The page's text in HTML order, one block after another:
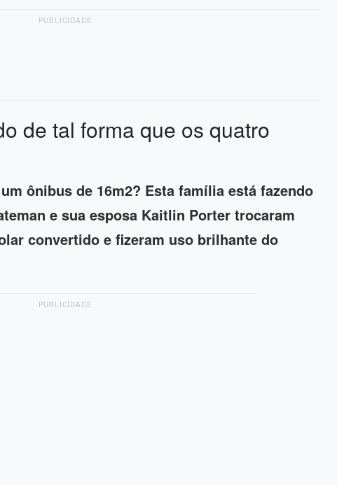
PUBLICIDADE
de tal forma que os quatro
ônibus de 16m2? Esta família está fazendo
e sua esposa Kaitlin Porter trocaram
convertido e fizeram uso brilhante do
PUBLICIDADE